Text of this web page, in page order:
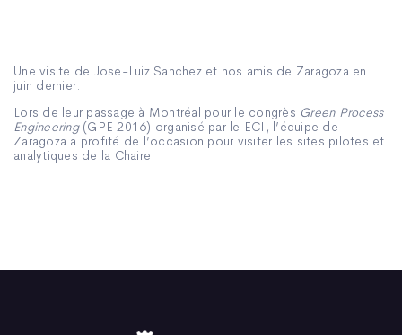
Une visite de Jose-Luiz Sanchez et nos amis de Zaragoza en
juin dernier.
Lors de leur passage à Montréal pour le congrès Green Process
Engineering(GPE 2016) organisé par le ECI, l’équipe de
Zaragoza a profité de l’occasion pour visiter les sites pilotes et
analytiques de la Chaire.